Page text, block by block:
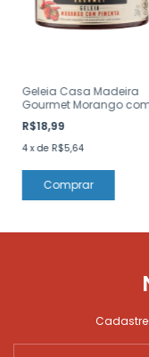
Geleia Casa Madeira
Gourmet Morango
Pimenta 240gr
R$18,99
4 xde R$5,64